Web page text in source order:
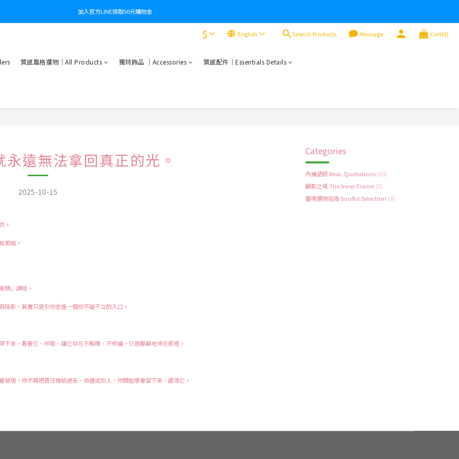
加入官方LINE領取50元購物金
$ English Search Products Message Cart(0)
質感風格選物｜All Products 獨特飾品 ｜Accessories 質感配件｜Essentials Details
遠無法拿回真正的光。
2025-10-15
。
黑暗。
頻」課程。
影，其實只是引你走進一個你不破不立的入口。
來，看著它、呼吸、讓它存在不解釋、不修補，只是靜靜地待在那裡。
現，你不再把責任推給過去、命運或別人，你開始學會留下來，處理它。
Categories
內擁語錄 ReaL Quotations (63)
觀影之境 The Inner Frame (2)
靈魂選物指南 Soulful Selection (3)